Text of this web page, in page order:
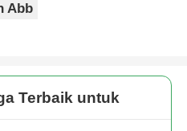
Abb
Terbaik untuk